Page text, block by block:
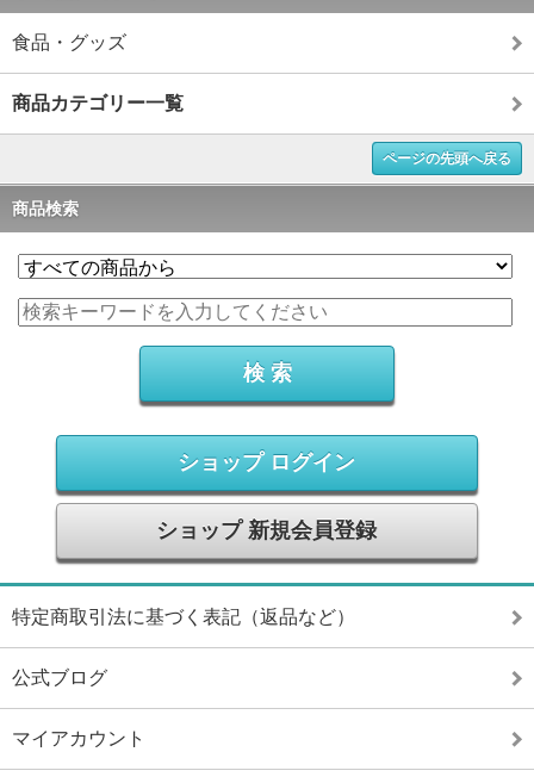
食品・グッズ
商品カテゴリー一覧
ページの先頭へ戻る
商品検索
ショップ ログイン
ショップ 新規会員登録
特定商取引法に基づく表記（返品など）
公式ブログ
マイアカウント